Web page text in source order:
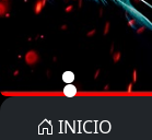
INICIO